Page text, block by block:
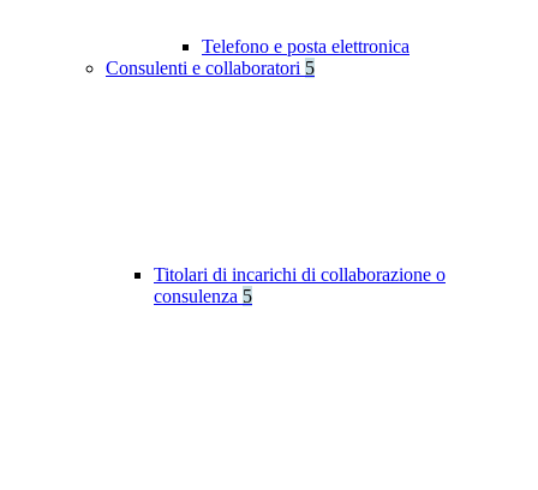
Telefono e posta elettronica
Consulenti e collaboratori 5
Titolari di incarichi di collaborazione o
consulenza 5